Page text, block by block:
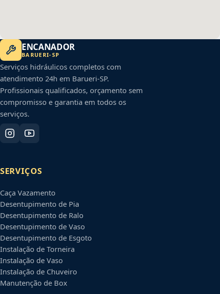
ENCANADOR
BARUERI-SP
Serviços hidráulicos completos com
atendimento 24h em Barueri-SP.
Profissionais qualificados, orçamento sem
compromisso e garantia em todos os
serviços.
SERVIÇOS
Caça Vazamento
Desentupimento de Pia
Desentupimento de Ralo
Desentupimento de Vaso
Desentupimento de Esgoto
Instalação de Torneira
Instalação de Vaso
Instalação de Chuveiro
Manutenção de Box